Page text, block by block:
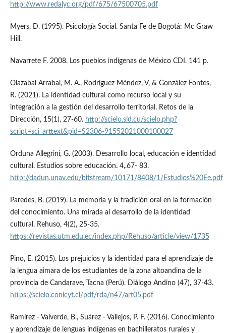
http://www.redalyc.org/pdf/675/67500705.pdf
Myers, D. (1995). Psicología Social. Santa Fe de Bogotá: Mc Graw
Hill.
Navarrete F. 2008. Los pueblos indígenas de México CDI. 141 p.
Olazabal Arrabal, M. A., Rodríguez Méndez, V, & González Fontes,
R. (2021). La identidad cultural como recurso local y su
integración a la gestión del desarrollo territorial. Retos de la
Dirección, 15(1), 27-60. http://scielo.sld.cu/scielo.php?
script=sci_arttext&pid=S2306-91552021000100027
Orduna Allegrini, G. (2003). Desarrollo local, educación e identidad
cultural. Estudios sobre educación. 4,.67- 83.
http://dadun.unav.edu/bitstream/10171/8408/1/Estudios%20Ee.pdf
Paredes, B. (2019). La memoria y la tradición oral en la formación
del conocimiento. Una mirada al desarrollo de la identidad
cultural. Rehuso, 4(2), 25-35.
https://revistas.utm.edu.ec/index.php/Rehuso/article/view/1735
Pino, E. (2015). Los prejuicios y la identidad para el aprendizaje de
la lengua aimara de los estudiantes de la zona altoandina de la
provincia de Candarave, Tacna (Perú). Diálogo Andino (47), 37-43.
https://scielo.conicyt.cl/pdf/rda/n47/art05.pdf
Ramírez - Valverde, B., Suárez - Vallejos, P. F. (2016). Conocimiento
y aprendizaje de lenguas indígenas en bachilleratos rurales y